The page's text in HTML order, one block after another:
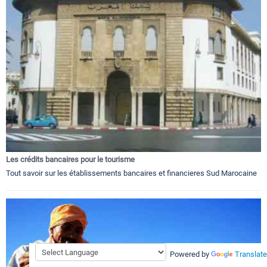
Les crédits bancaires pour le tourisme
Tout savoir sur les établissements bancaires et financieres Sud Marocaine
Powered by Translate